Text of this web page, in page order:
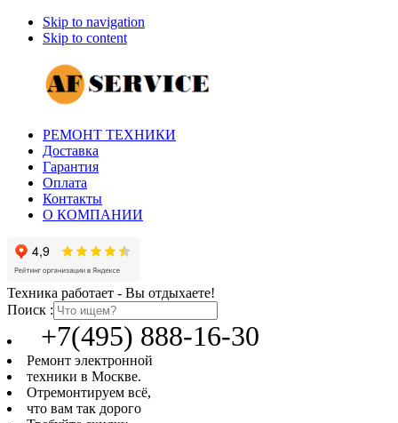
Skip to navigation
Skip to content
РЕМОНТ ТЕХНИКИ
Доставка
Гарантия
Оплата
Контакты
О КОМПАНИИ
Техника работает - Вы отдыхаете!
Поиск :
+7(495) 888-16-30
Ремонт электронной
техники в Москве.
Отремонтируем всё,
что вам так дорого